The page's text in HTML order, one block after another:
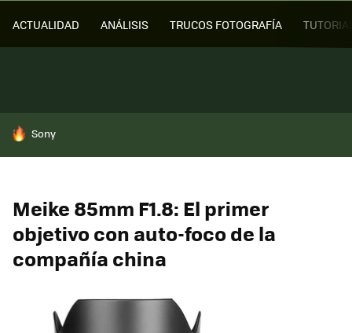
ACTUALIDAD ANÁLISIS TRUCOS FOTOGRAFÍA
HOY SE HABLA DE
Sony
Meike 85mm F1.8: El primer
objetivo con auto-foco de la
compañía china